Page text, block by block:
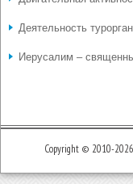
Деятельность
Иерусалим –
Copyright © 2010-2026